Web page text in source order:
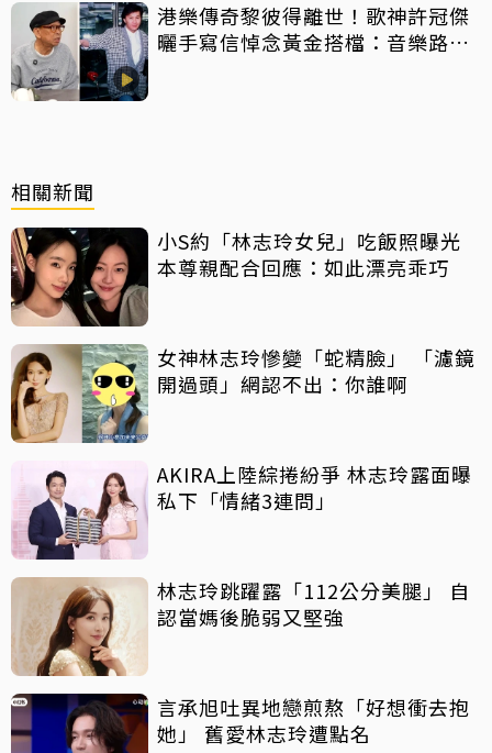
港樂傳奇黎彼得離世！歌神許冠傑
曬手寫信悼念黃金搭檔：音樂路上
相關新聞
小S約「林志玲女兒」吃飯照曝光
本尊親配合回應：如此漂亮乖巧
女神林志玲慘變「蛇精臉」 「濾鏡
開過頭」網認不出：你誰啊
AKIRA上陸綜捲紛爭 林志玲露面曝
私下「情緒3連問」
林志玲跳躍露「112公分美腿」 自
認當媽後脆弱又堅強
言承旭吐異地戀煎熬「好想衝去抱
她」 舊愛林志玲遭點名